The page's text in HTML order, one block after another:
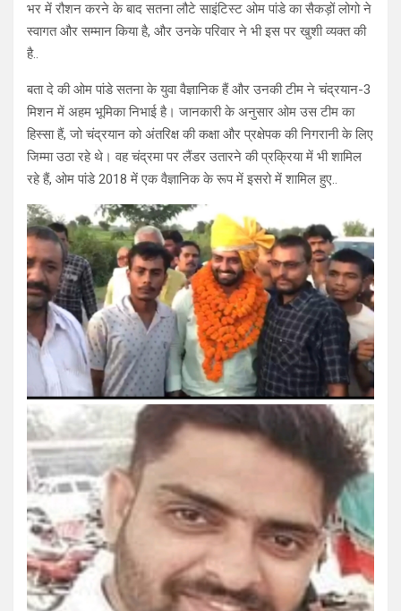
भर में रौशन करने के बाद सतना लौटे साइंटिस्ट ओम पांडे का सैकड़ों लोगो ने
स्वागत और सम्मान किया है, और उनके परिवार ने भी इस पर खुशी व्यक्त की
है..
बता दे की ओम पांडे सतना के युवा वैज्ञानिक हैं और उनकी टीम ने चंद्रयान-3
मिशन में अहम भूमिका निभाई है। जानकारी के अनुसार ओम उस टीम का
हिस्सा हैं, जो चंद्रयान को अंतरिक्ष की कक्षा और प्रक्षेपक की निगरानी के लिए
जिम्मा उठा रहे थे। वह चंद्रमा पर लैंडर उतारने की प्रक्रिया में भी शामिल
रहे हैं, ओम पांडे 2018 में एक वैज्ञानिक के रूप में इसरो में शामिल हुए..